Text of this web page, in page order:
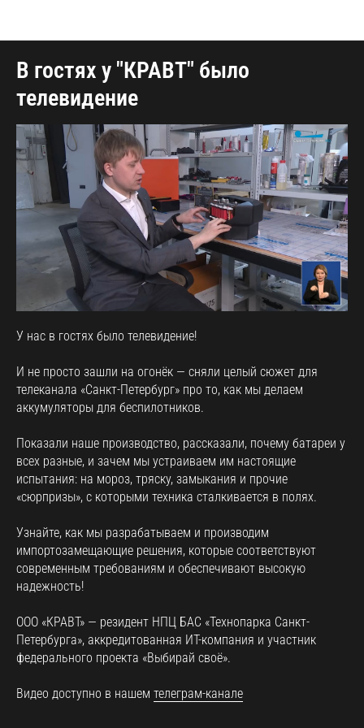
В гостях у "КРАВТ" было
телевидение
У нас в гостях было телевидение!
И не просто зашли на огонёк — сняли целый сюжет для
телеканала «Санкт-Петербург» про то, как мы делаем
аккумуляторы для беспилотников.
Показали наше производство, рассказали, почему батареи у
всех разные, и зачем мы устраиваем им настоящие
испытания: на мороз, тряску, замыкания и прочие
«сюрпризы», с которыми техника сталкивается в полях.
Узнайте, как мы разрабатываем и производим
импортозамещающие решения, которые соответствуют
современным требованиям и обеспечивают высокую
надежность!
ООО «КРАВТ» — резидент НПЦ БАС «Технопарка Санкт-
Петербурга», аккредитованная ИТ-компания и участник
федерального проекта «Выбирай своё».
Видео доступно в нашем телеграм-канале